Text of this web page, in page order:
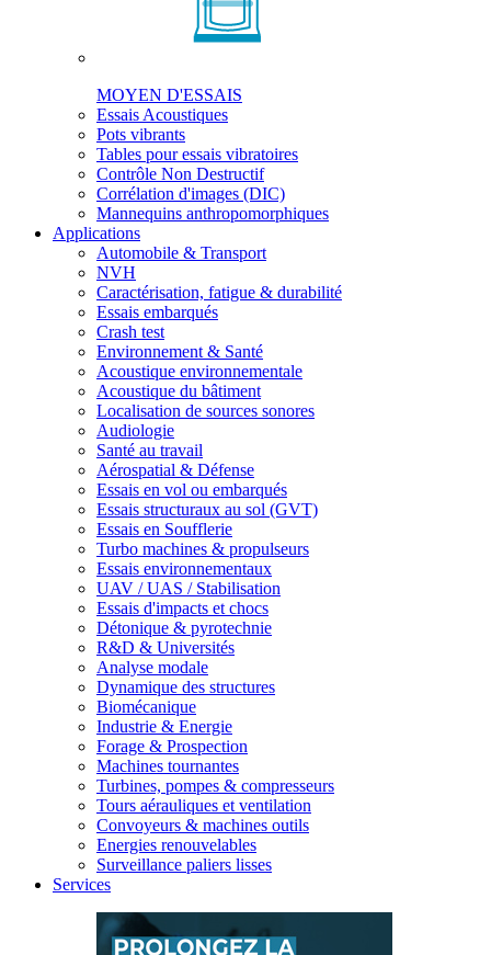
MOYEN D'ESSAIS
Essais Acoustiques
Pots vibrants
Tables pour essais vibratoires
Contrôle Non Destructif
Corrélation d'images (DIC)
Mannequins anthropomorphiques
Applications
Automobile & Transport
NVH
Caractérisation, fatigue & durabilité
Essais embarqués
Crash test
Environnement & Santé
Acoustique environnementale
Acoustique du bâtiment
Localisation de sources sonores
Audiologie
Santé au travail
Aérospatial & Défense
Essais en vol ou embarqués
Essais structuraux au sol (GVT)
Essais en Soufflerie
Turbo machines & propulseurs
Essais environnementaux
UAV / UAS / Stabilisation
Essais d'impacts et chocs
Détonique & pyrotechnie
R&D & Universités
Analyse modale
Dynamique des structures
Biomécanique
Industrie & Energie
Forage & Prospection
Machines tournantes
Turbines, pompes & compresseurs
Tours aérauliques et ventilation
Convoyeurs & machines outils
Energies renouvelables
Surveillance paliers lisses
Services